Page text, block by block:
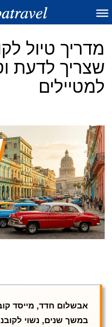
מדריך טיול
שצריך לדעת
למטיילים
אבשלום חדד, מייסד
במשך שנים, נשוי